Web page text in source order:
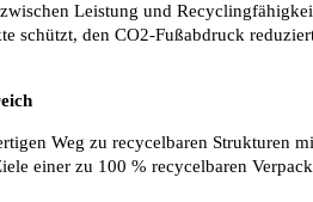
Leistung und
schützt, den CO2-Fußabdruck
Weg zu recycelbaren Strukturen
einer zu 100 % recycelbaren